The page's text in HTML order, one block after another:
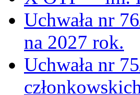
Uchwała nr
na 2027 rok.
Uchwała nr